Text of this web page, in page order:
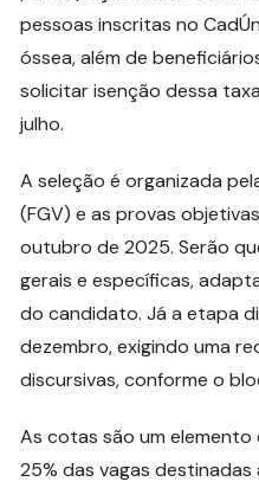
pessoas inscritas no
óssea, além de
solicitar isenção dessa
julho.
A seleção é organizada
(FGV) e as provas
outubro de 2025. Serão
gerais e específicas,
do candidato. Já a etapa
dezembro, exigindo uma
discursivas, conforme o
As cotas são um
25% das vagas destinadas